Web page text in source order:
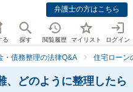
弁護士の方はこちら
る 探す 閲覧履歴 マイリスト ログイン
・債務整理の法律Q&A 住宅ローン
、どのように整理したら